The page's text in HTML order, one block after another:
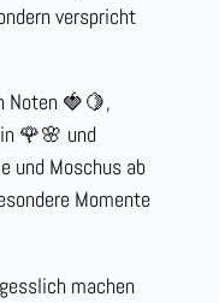
verspricht
Noten 🍓🍋,
🌹🌸 und
und Moschus ab
Momente
machen